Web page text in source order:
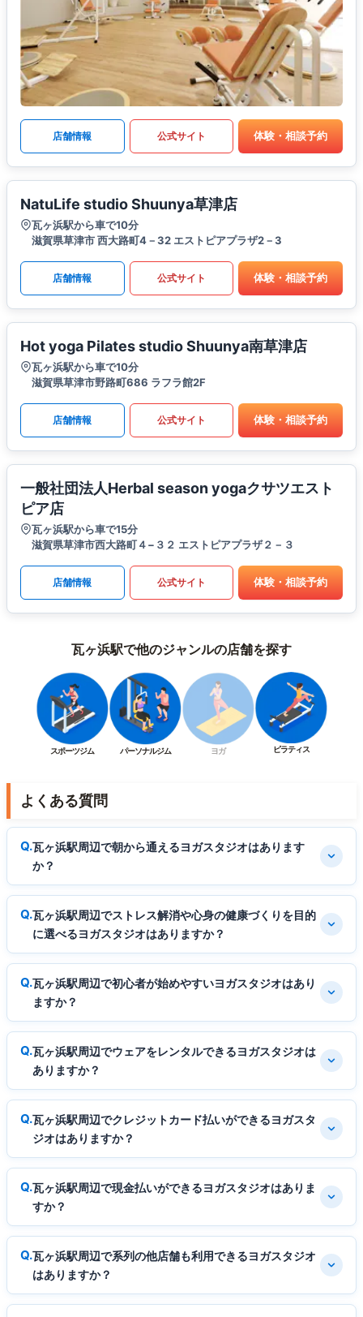
店舗情報 公式サイト 体験・相談予約
NatuLife studio Shuunya草津店
瓦ヶ浜駅から車で10分
滋賀県草津市 西大路町4－32 エストピアプラザ2－3
店舗情報 公式サイト 体験・相談予約
Hot yoga Pilates studio Shuunya南草津店
瓦ヶ浜駅から車で10分
滋賀県草津市野路町686 ラフラ館2F
店舗情報 公式サイト 体験・相談予約
一般社団法人Herbal season yogaクサツエスト
ピア店
瓦ヶ浜駅から車で15分
滋賀県草津市西大路町４−３２ エストピアプラザ２－３
店舗情報 公式サイト 体験・相談予約
瓦ヶ浜駅で他のジャンルの店舗を探す
スポーツジム パーソナルジム ヨガ ピラティス
よくある質問
瓦ヶ浜駅周辺で朝から通えるヨガスタジオはあります
か？
瓦ヶ浜駅周辺でストレス解消や心身の健康づくりを目的
に選べるヨガスタジオはありますか？
瓦ヶ浜駅周辺で初心者が始めやすいヨガスタジオはあり
ますか？
瓦ヶ浜駅周辺でウェアをレンタルできるヨガスタジオは
ありますか？
瓦ヶ浜駅周辺でクレジットカード払いができるヨガスタ
ジオはありますか？
瓦ヶ浜駅周辺で現金払いができるヨガスタジオはありま
すか？
瓦ヶ浜駅周辺で系列の他店舗も利用できるヨガスタジオ
はありますか？